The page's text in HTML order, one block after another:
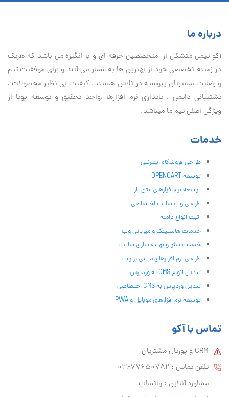
درباره ما
آكو تيمی متشکل از متخصصین حرفه ای و با انگیزه می باشد که هریک
در زمینه تخصصی خود از بهترین ها به شمار می آیند و برای موفقیت تيم
و رضایت مشتریان پیوسته در تلاش هستند. کیفیت بی نظير محصولات ،
پشتیبانی دايمی ، پایداری نرم افزارها ،واحد تحقیق و توسعه پویا از
ویژگی اصلی تیم ما میباشد.
خدمات
طراحی فروشگاه اینترنتی
توسعه OPENCART
توسعه نرم افزارهای متن باز
طراحی وب سایت اختصاصی
ثبت انواع دامنه
خدمات هاستینگ و میزبانی وب
خدمات سئو و بهینه سازی سایت
طراحی نرم افزارهای مبتنی بر وب
تبدیل انواع CMS به وردپرس
تبدیل وردپرس به CMS اختصاصی
توسعه نرم افزارهای موبایل و PWA
تماس با آکو
CRM و پورتال مشتریان
تلفن تماس :‌ 77650782-021
مشاوره آنلاین : واتساپ